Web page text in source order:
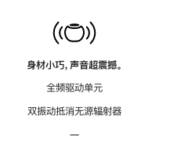
身材小巧，声音超震撼。
全频驱动单元
双振动抵消无源辐射器
—